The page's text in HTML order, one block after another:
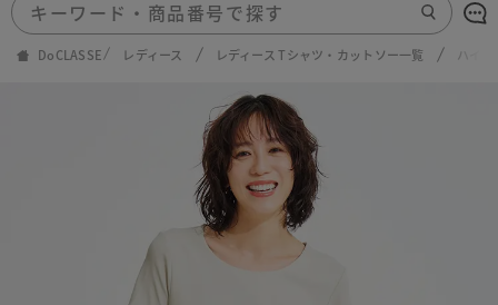
DoCLASSE レディース レディース Tシャツ・カットソー一覧 ハイ